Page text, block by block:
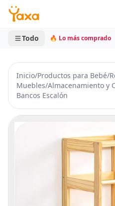
MINI CARRITO
0 productos
Todo 🔥 Lo más comprado
Inicio/Productos para Bebé/
Muebles/Almacenamiento y
Bancos Escalón